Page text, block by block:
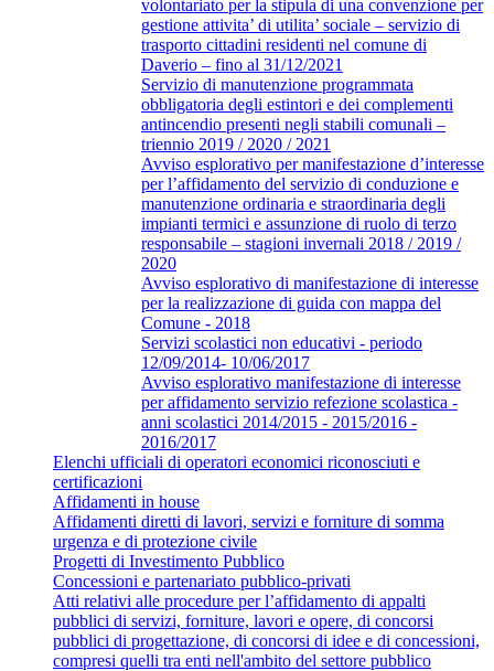
volontariato per la stipula di una convenzione per
gestione attivita’ di utilita’ sociale – servizio di
trasporto cittadini residenti nel comune di
Daverio – fino al 31/12/2021
Servizio di manutenzione programmata
obbligatoria degli estintori e dei complementi
antincendio presenti negli stabili comunali –
triennio 2019 / 2020 / 2021
Avviso esplorativo per manifestazione d’interesse
per l’affidamento del servizio di conduzione e
manutenzione ordinaria e straordinaria degli
impianti termici e assunzione di ruolo di terzo
responsabile – stagioni invernali 2018 / 2019 /
2020
Avviso esplorativo di manifestazione di interesse
per la realizzazione di guida con mappa del
Comune - 2018
Servizi scolastici non educativi - periodo
12/09/2014- 10/06/2017
Avviso esplorativo manifestazione di interesse
per affidamento servizio refezione scolastica -
anni scolastici 2014/2015 - 2015/2016 -
2016/2017
Elenchi ufficiali di operatori economici riconosciuti e
certificazioni
Affidamenti in house
Affidamenti diretti di lavori, servizi e forniture di somma
urgenza e di protezione civile
Progetti di Investimento Pubblico
Concessioni e partenariato pubblico-privati
Atti relativi alle procedure per l’affidamento di appalti
pubblici di servizi, forniture, lavori e opere, di concorsi
pubblici di progettazione, di concorsi di idee e di concessioni,
compresi quelli tra enti nell'ambito del settore pubblico